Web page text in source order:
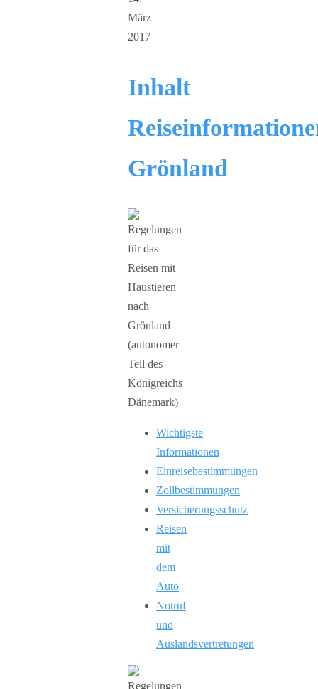
März
2017
Inhalt
Grönland
Wichtigste
Informationen
Einreisebestimmungen
Zollbestimmungen
Versicherungsschutz
Reisen
mit
dem
Auto
Notruf
und
Auslandsvertretungen